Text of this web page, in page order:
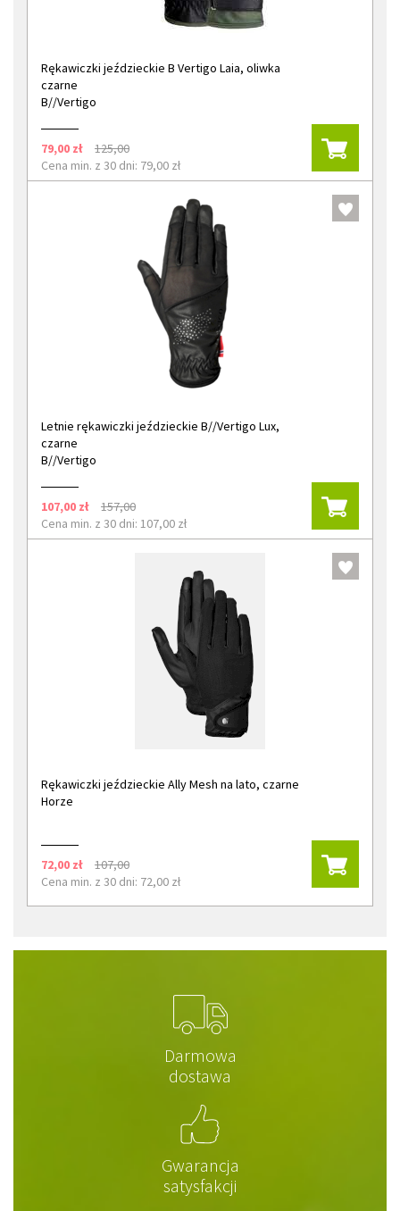
Rękawiczki jeździeckie B Vertigo Laia, oliwka
czarne
B//Vertigo
79,00 zł
125,00
Cena min. z 30 dni: 79,00 zł
Letnie rękawiczki jeździeckie B//Vertigo Lux,
czarne
B//Vertigo
107,00 zł
157,00
Cena min. z 30 dni: 107,00 zł
Rękawiczki jeździeckie Ally Mesh na lato, czarne
Horze
72,00 zł
107,00
Cena min. z 30 dni: 72,00 zł
Darmowa
dostawa
Gwarancja
satysfakcji